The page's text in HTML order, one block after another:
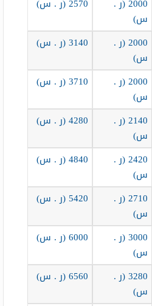
2000 (ر .
س)
2570 (ر . س)
2000 (ر .
س)
3140 (ر . س)
2000 (ر .
س)
3710 (ر . س)
2140 (ر .
س)
4280 (ر . س)
2420 (ر .
س)
4840 (ر . س)
2710 (ر .
س)
5420 (ر . س)
3000 (ر .
س)
6000 (ر . س)
3280 (ر .
س)
6560 (ر . س)